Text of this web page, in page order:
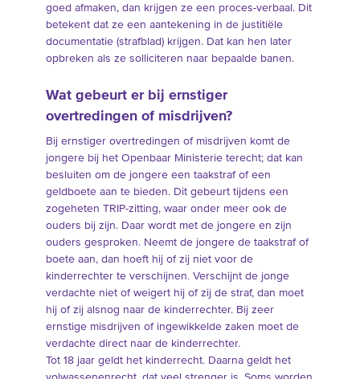
goed afmaken, dan krijgen ze een proces-verbaal. Dit
betekent dat ze een aantekening in de justitiële
documentatie (strafblad) krijgen. Dat kan hen later
opbreken als ze solliciteren naar bepaalde banen.
Wat gebeurt er bij ernstiger
overtredingen of misdrijven?
Bij ernstiger overtredingen of misdrijven komt de
jongere bij het Openbaar Ministerie terecht; dat kan
besluiten om de jongere een taakstraf of een
geldboete aan te bieden. Dit gebeurt tijdens een
zogeheten TRIP-zitting, waar onder meer ook de
ouders bij zijn. Daar wordt met de jongere en zijn
ouders gesproken. Neemt de jongere de taakstraf of
boete aan, dan hoeft hij of zij niet voor de
kinderrechter te verschijnen. Verschijnt de jonge
verdachte niet of weigert hij of zij de straf, dan moet
hij of zij alsnog naar de kinderrechter. Bij zeer
ernstige misdrijven of ingewikkelde zaken moet de
verdachte direct naar de kinderrechter.
Tot 18 jaar geldt het kinderrecht. Daarna geldt het